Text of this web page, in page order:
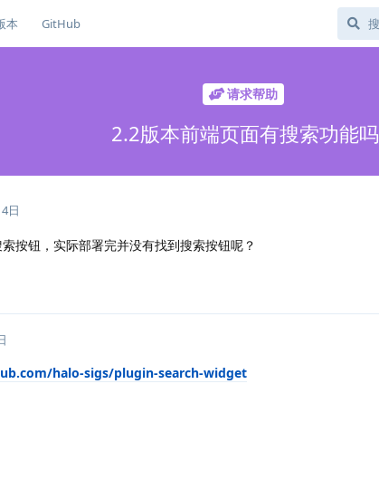
本 GitHub
请求帮助
2.2版本前端页面有搜索功能吗
日
按钮，实际部署完并没有找到搜索按钮呢？
halo-sigs/plugin-search-widget